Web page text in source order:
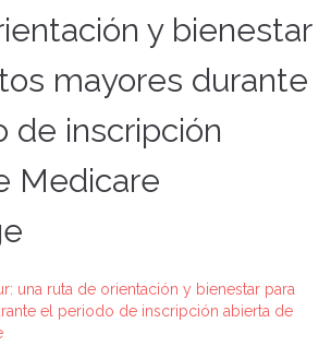
y bienestar
mayores durante
de inscripción
Medicare
una ruta de orientación y bienestar para
el periodo de inscripción abierta de